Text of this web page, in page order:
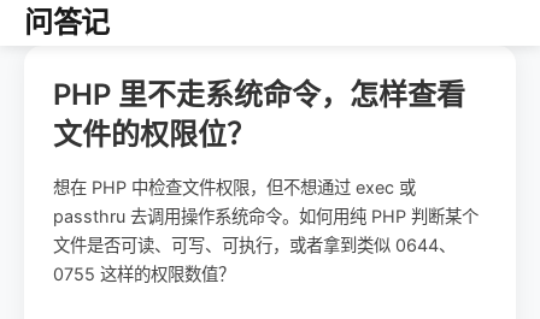
问答记
PHP 里不走系统命令，怎样查看
文件的权限位？
想在 PHP 中检查文件权限，但不想通过 exec 或
passthru 去调用操作系统命令。如何用纯 PHP 判断某个
文件是否可读、可写、可执行，或者拿到类似 0644、
0755 这样的权限数值？